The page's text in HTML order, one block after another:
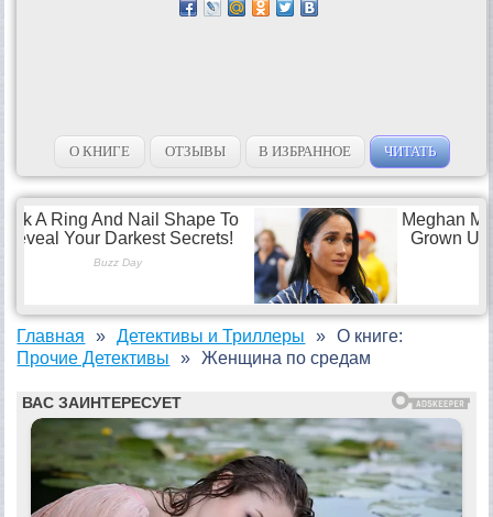
О КНИГЕ ОТЗЫВЫ В ИЗБРАННОЕ ЧИТАТЬ
Главная
Детективы и Триллеры
Прочие Детективы
О книге:
Женщина по средам